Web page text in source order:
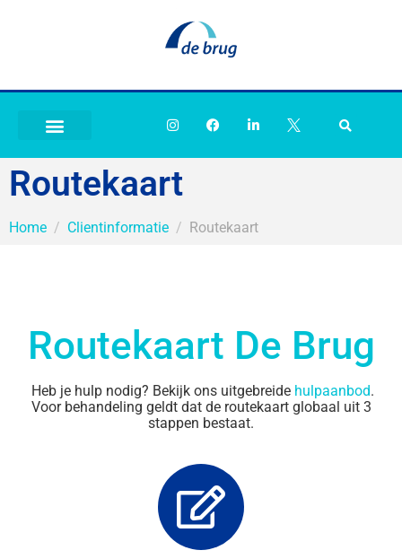
Routekaart
Home Clientinformatie Routekaart
Routekaart De Brug
Heb je hulp nodig? Bekijk ons uitgebreide hulpaanbod.
Voor behandeling geldt dat de routekaart globaal uit 3
stappen bestaat.